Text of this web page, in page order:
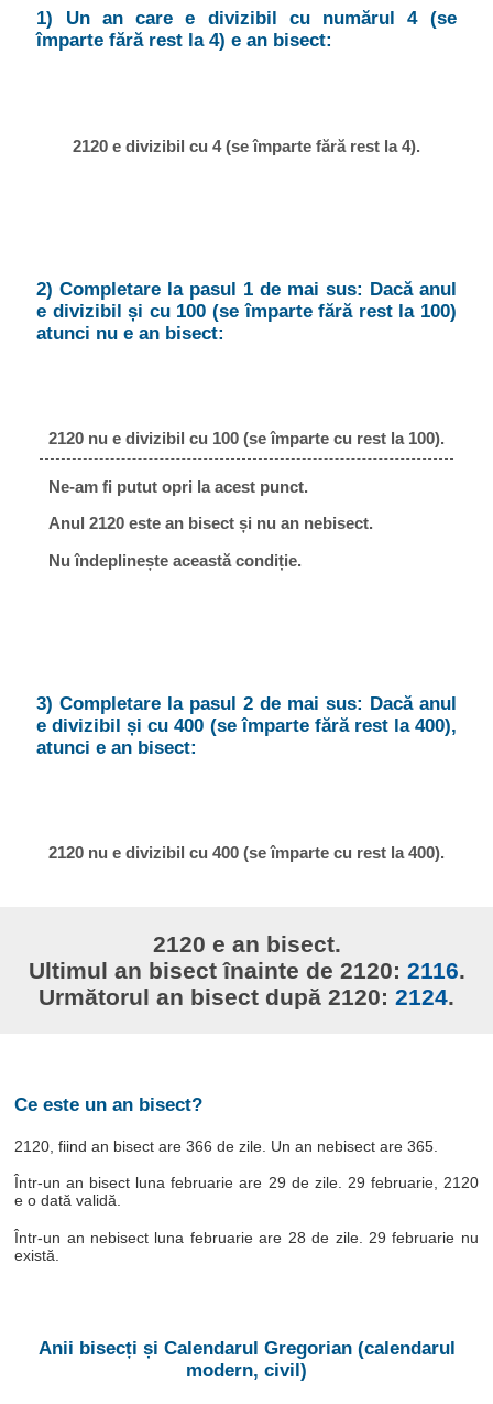
1) Un an care e divizibil cu numărul 4 (se
împarte fără rest la 4) e an bisect:
2120 e divizibil cu 4 (se împarte fără rest la 4).
2) Completare la pasul 1 de mai sus: Dacă anul
e divizibil și cu 100 (se împarte fără rest la 100)
atunci nu e an bisect:
2120 nu e divizibil cu 100 (se împarte cu rest la 100).
Ne-am fi putut opri la acest punct.
Anul 2120 este an bisect și nu an nebisect.
Nu îndeplinește această condiție.
3) Completare la pasul 2 de mai sus: Dacă anul
e divizibil și cu 400 (se împarte fără rest la 400),
atunci e an bisect:
2120 nu e divizibil cu 400 (se împarte cu rest la 400).
2120 e an bisect.
Ultimul an bisect înainte de 2120: 2116.
Următorul an bisect după 2120: 2124.
Ce este un an bisect?
2120, fiind an bisect are 366 de zile. Un an nebisect are 365.
Într-un an bisect luna februarie are 29 de zile. 29 februarie, 2120
e o dată validă.
Într-un an nebisect luna februarie are 28 de zile. 29 februarie nu
există.
Anii bisecți și Calendarul Gregorian (calendarul
modern, civil)